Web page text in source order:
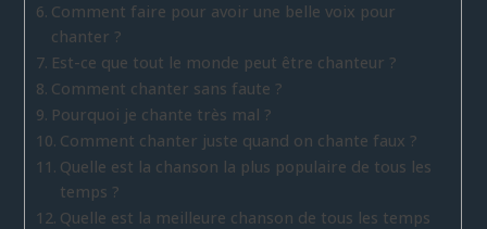
Comment faire pour avoir une belle voix pour
chanter ?
Est-ce que tout le monde peut être chanteur ?
Comment chanter sans faute ?
Pourquoi je chante très mal ?
Comment chanter juste quand on chante faux ?
Quelle est la chanson la plus populaire de tous les
temps ?
Quelle est la meilleure chanson de tous les temps